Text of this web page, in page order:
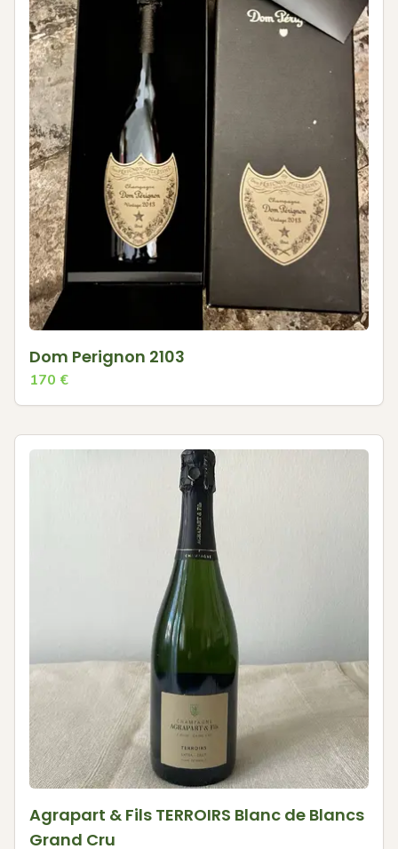
Dom Perignon 2103
170 €
Agrapart & Fils TERROIRS Blanc de Blancs
Grand Cru